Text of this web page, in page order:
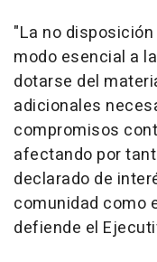
"La no
modo esencial a
dotarse del
adicionales
compromisos
afectando por
declarado de
comunidad como
defiende el